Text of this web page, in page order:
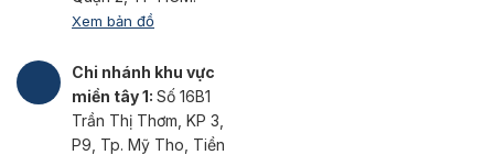
Xem bản đồ
Chi nhánh khu vực
miền tây 1: Số 16B1
Trần Thị Thơm, KP 3,
P9, Tp. Mỹ Tho, Tiền